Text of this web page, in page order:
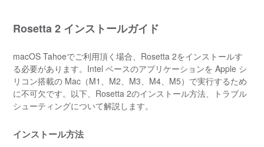
Rosetta 2 インストールガイド
macOS Tahoeでご利用頂く場合、Rosetta 2をインストールす
る必要があります。Intel ベースのアプリケーションを Apple シ
リコン搭載の Mac（M1、M2、M3、M4、M5）で実行するため
に不可欠です。以下、Rosetta 2のインストール方法、トラブル
シューティングについて解説します。
インストール方法